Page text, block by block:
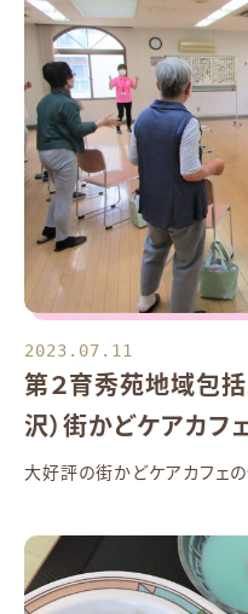
2023.07.11
第２育秀苑地域包
沢）街かどケアカフ
大好評の街かどケアカフェ